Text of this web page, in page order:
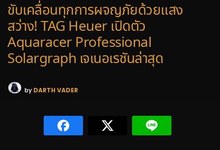
ขับเคลื่อนทุกการผจญภัยด้วยแสง
สว่าง! TAG Heuer เปิดตัว
Aquaracer Professional
Solargraph เจเนอเรชันล่าสุด
by DARTH VADER